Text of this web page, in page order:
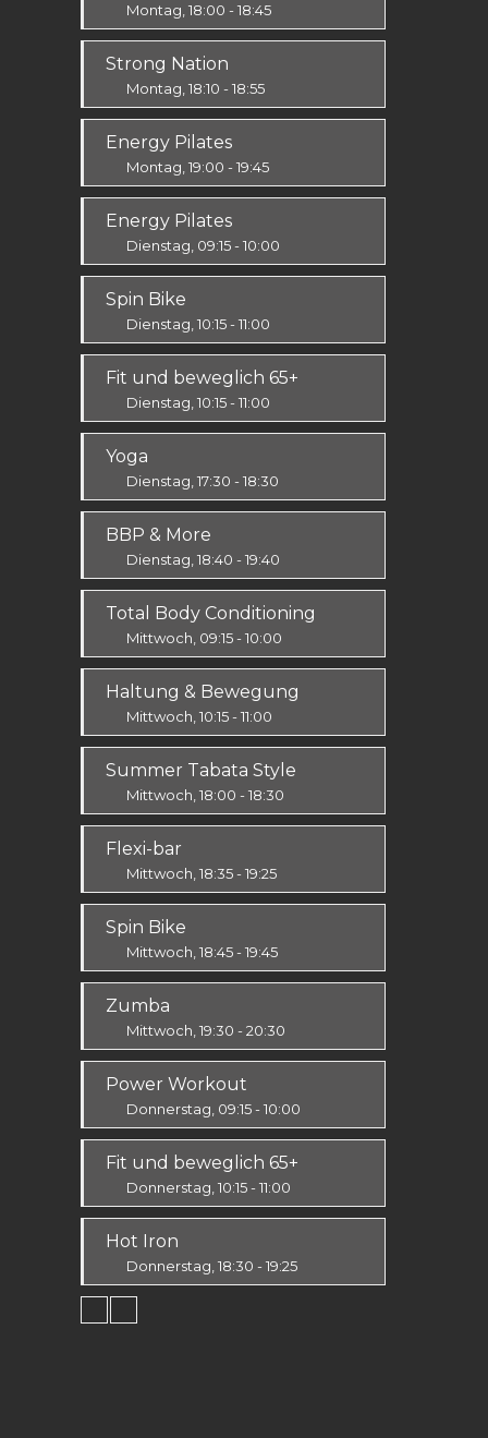
Montag, 18:00 - 18:45
Alle
Strong Nation
Montag, 18:10 - 18:55
Ausdauer & Kraft
Mittel / Fortgeschritten
Energy Pilates
Montag, 19:00 - 19:45
Körper & Geist
Alle
Energy Pilates
Dienstag, 09:15 - 10:00
Körper & Geist
Alle
Spin Bike
Dienstag, 10:15 - 11:00
Alle
Fit und beweglich 65+
Dienstag, 10:15 - 11:00
Fit & Vital
Alle
Yoga
Dienstag, 17:30 - 18:30
Körper & Geist
Alle
BBP & More
Dienstag, 18:40 - 19:40
Ausdauer & Kraft
Alle
Total Body Conditioning
Mittwoch, 09:15 - 10:00
Fit & Vital
Alle
Haltung & Bewegung
Mittwoch, 10:15 - 11:00
Fit & Vital
Prävention
Summer Tabata Style
Mittwoch, 18:00 - 18:30
Fit & Vital
Mittel / Fortgeschritten
Flexi-bar
Mittwoch, 18:35 - 19:25
Ausdauer & Kraft
Alle
Spin Bike
Mittwoch, 18:45 - 19:45
Alle
Zumba
Mittwoch, 19:30 - 20:30
Ausdauer & Kraft
Alle
Power Workout
Donnerstag, 09:15 - 10:00
Fit & Vital
Mittelstufe
Fit und beweglich 65+
Donnerstag, 10:15 - 11:00
Fit & Vital
Alle
Hot Iron
Donnerstag, 18:30 - 19:25
Ausdauer & Kraft
Mittelstufe